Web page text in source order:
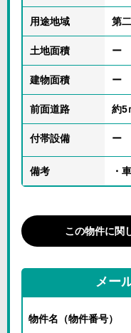
用途地域 第
土地面積 ー
建物面積 ー
前面道路 約5
付帯設備 ー
備考 ・
この物件に関
メー
物件名（物件番号）